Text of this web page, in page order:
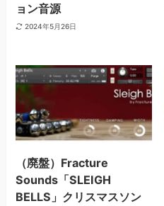
ョン音源
2024年5月26日
（廃盤）Fracture
Sounds「SLEIGH
BELLS」クリスマスソン